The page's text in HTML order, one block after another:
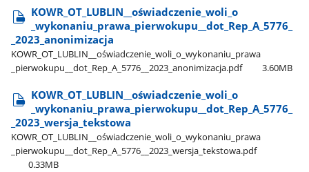
KOWR​_OT​_LUBLIN​_​_oświadczenie​_woli​_o​
_wykonaniu​_prawa​_pierwokupu​_​_dot​_Rep​_A​_5776​_​
_2023​_anonimizacja
KOWR​_OT​_LUBLIN​_​_oświadczenie​_woli​_o​_wykonaniu​_prawa​
_pierwokupu​_​_dot​_Rep​_A​_5776​_​_2023​_anonimizacja.pdf
3.60MB
KOWR​_OT​_LUBLIN​_​_oświadczenie​_woli​_o​
_wykonaniu​_prawa​_pierwokupu​_​_dot​_Rep​_A​_5776​_​
_2023​_wersja​_tekstowa
KOWR​_OT​_LUBLIN​_​_oświadczenie​_woli​_o​_wykonaniu​_prawa​
_pierwokupu​_​_dot​_Rep​_A​_5776​_​_2023​_wersja​_tekstowa.pdf
0.33MB